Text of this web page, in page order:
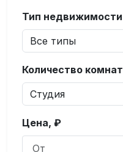
Тип недвижимости
Количество комнат
Цена, ₽